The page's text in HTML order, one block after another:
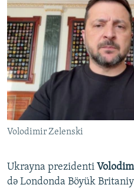
Volodimir Zelenski
Ukrayna prezidenti
də Londonda Böyük